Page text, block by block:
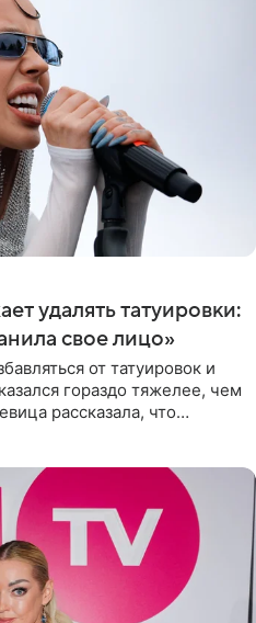
удалять татуировки:
свое лицо»
от татуировок и
гораздо тяжелее, чем
рассказала, что